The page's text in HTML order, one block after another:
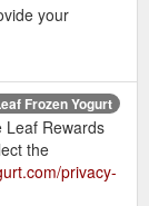
your
Frozen Yogurt
Leaf Rewards
the
privacy-